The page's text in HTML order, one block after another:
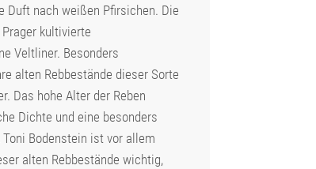
Duft nach weißen Pfirsichen. Die
kultivierte
Veltliner. Besonders
alten Rebbestände dieser Sorte
Das hohe Alter der Reben
Dichte und eine besonders
Bodenstein ist vor allem
alten Rebbestände wichtig,